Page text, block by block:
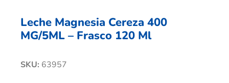
Leche Magnesia Cereza 400
MG/5ML – Frasco 120 Ml
SKU: 63957